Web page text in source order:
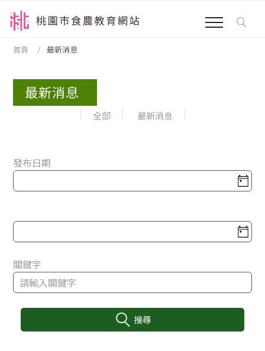
首頁 最新消息
最新消息
全部 最新消息
發布日期
關鍵字
搜尋